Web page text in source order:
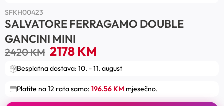
SFKH00423
SALVATORE FERRAGAMO DOUBLE
GANCINI MINI
2420KM 2178KM
Besplatna dostava: 10. - 11. august
Platite na 12 rata samo: 196.56 KM mjesečno.